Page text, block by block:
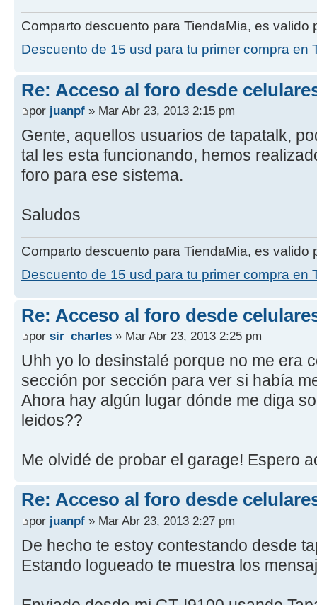
Comparto descuento para TiendaMia, es valido
Descuento de 15 usd para tu primer compra en
Re: Acceso al foro desde
por juanpf » Mar Abr 23, 2013 2:15 pm
Gente, aquellos usuarios de tapatalk,
tal les esta funcionando, hemos
foro para ese sistema.
Saludos
Comparto descuento para TiendaMia, es valido
Descuento de 15 usd para tu primer compra en
Re: Acceso al foro desde
por sir_charles » Mar Abr 23, 2013 2:25 pm
Uhh yo lo desinstalé porque no me era
sección por sección para ver si había
Ahora hay algún lugar dónde me diga
leidos??
Me olvidé de probar el garage! Espero
Re: Acceso al foro desde
por juanpf » Mar Abr 23, 2013 2:27 pm
De hecho te estoy contestando desde
Estando logueado te muestra los